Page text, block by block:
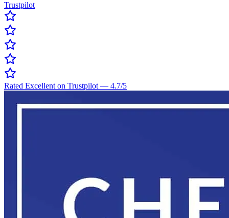
Trustpilot
Rated Excellent on Trustpilot — 4.7/5